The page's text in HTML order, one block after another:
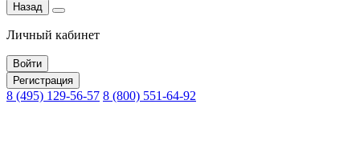
Назад
Личный кабинет
Войти
Регистрация
8 (495) 129-56-57 8 (800) 551-64-92